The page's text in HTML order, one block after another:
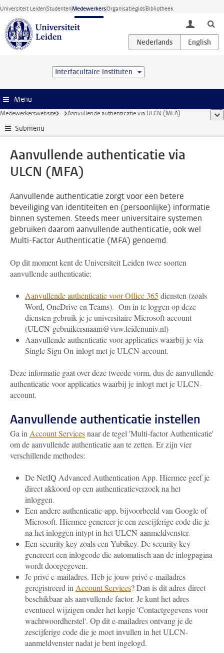
Ga direct naar de inhoud
Universiteit LeidenStudentenMedewerkersOrganisatiegidsBibliotheek
toggle
Interfacultaire instituten
Menu
Medewerkerswebsite ... Aanvullende authenticatie via ULCN (MFA)
Submenu
Aanvullende authenticatie via
ULCN (MFA)
Aanvullende authenticatie zorgt voor een betere
beveiliging van identiteiten en (persoonlijke) informatie
binnen systemen. Steeds meer universitaire systemen
gebruiken daarom aanvullende authenticatie, ook wel
Multi-Factor Authenticatie (MFA) genoemd.
Op dit moment kent de Universiteit Leiden twee soorten
aanvullende authenticatie:
Aanvullende authenticatie voor Office 365 diensten (zoals
Word, OneDrive en Teams). Om in te loggen op deze
diensten gebruik je je universitaire Microsoft-account
(ULCN-gebruikersnaam@vuw.leidenuniv.nl)
Aanvullende authenticatie voor applicaties waarbij je via
Single Sign On inlogt met je ULCN-account.
Deze informatie gaat over deze tweede vorm, dus de aanvullende
authenticatie voor applicaties waarbij je inlogt met je ULCN-
account.
Aanvullende authenticatie instellen
Ga in Account Servicesnaar de tegel 'Multi-factor Authenticatie'
om de aanvullende authenticatie aan te zetten. Er zijn vier
verschillende methodes:
De NetIQ Advanced Authentication App. Hiermee geef je
direct akkoord op een authenticatieverzoek na het
inloggen.
Een andere authenticatie-app, bijvoorbeeld van Google of
Microsoft. Hiermee genereer je een zescijferige code die je
na het inloggen intypt in het ULCN-aanmeldvenster.
Een security key zoals een Yubikey. De security key
genereert een inlogcode die automatisch aan de inlogpagina
wordt doorgegeven.
Je privé e-mailadres. Heb je jouw privé e-mailadres
geregistreerd in Account Services? Dan is dit adres direct
beschikbaar als aanvullende factor. Je kunt het adres
eventueel wijzigen onder het kopje 'Contactgegevens voor
wachtwoordherstel'. Op dit e-mailadres ontvang je de
zescijferige code die je moet invullen in het ULCN-
aanmeldvenster nadat je bent ingelogd.